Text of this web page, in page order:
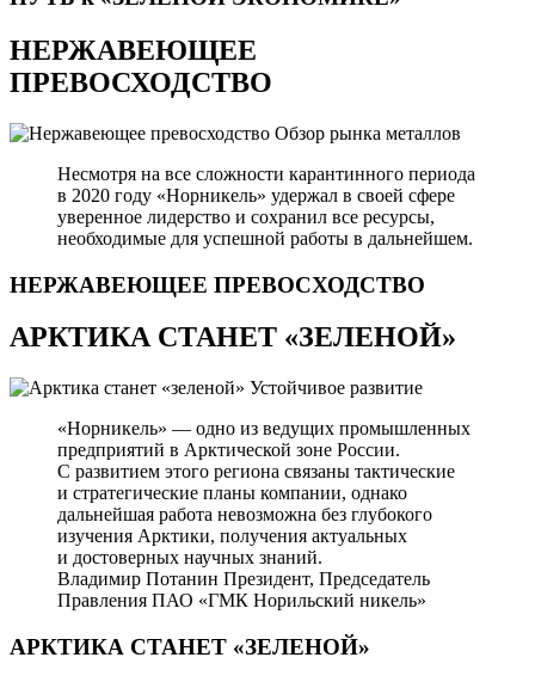
НЕРЖАВЕЮЩЕЕ
ПРЕВОСХОДСТВО
Обзор рынка металлов
Несмотря на все сложности карантинного периода
в 2020 году «Норникель» удержал в своей сфере
уверенное лидерство и сохранил все ресурсы,
необходимые для успешной работы в дальнейшем.
НЕРЖАВЕЮЩЕЕ ПРЕВОСХОДСТВО
АРКТИКА СТАНЕТ «ЗЕЛЕНОЙ»
Устойчивое развитие
«Норникель» — одно из ведущих промышленных
предприятий в Арктической зоне России.
С развитием этого региона связаны тактические
и стратегические планы компании, однако
дальнейшая работа невозможна без глубокого
изучения Арктики, получения актуальных
и достоверных научных знаний.
Владимир Потанин Президент, Председатель
Правления ПАО «ГМК Норильский никель»
АРКТИКА СТАНЕТ «ЗЕЛЕНОЙ»